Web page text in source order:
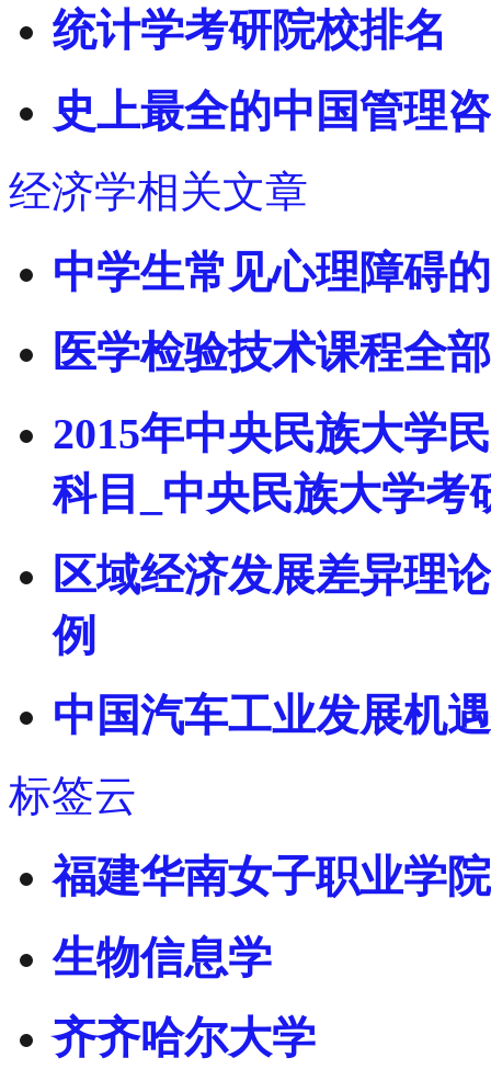
统计学考研院校排名
史上最全的中国管理
经济学相关文章
中学生常见心理障碍
医学检验技术课程全
2015年中央民族大学
科目_中央民族大学考
区域经济发展差异理
例
中国汽车工业发展机
标签云
福建华南女子职业学院
生物信息学
齐齐哈尔大学